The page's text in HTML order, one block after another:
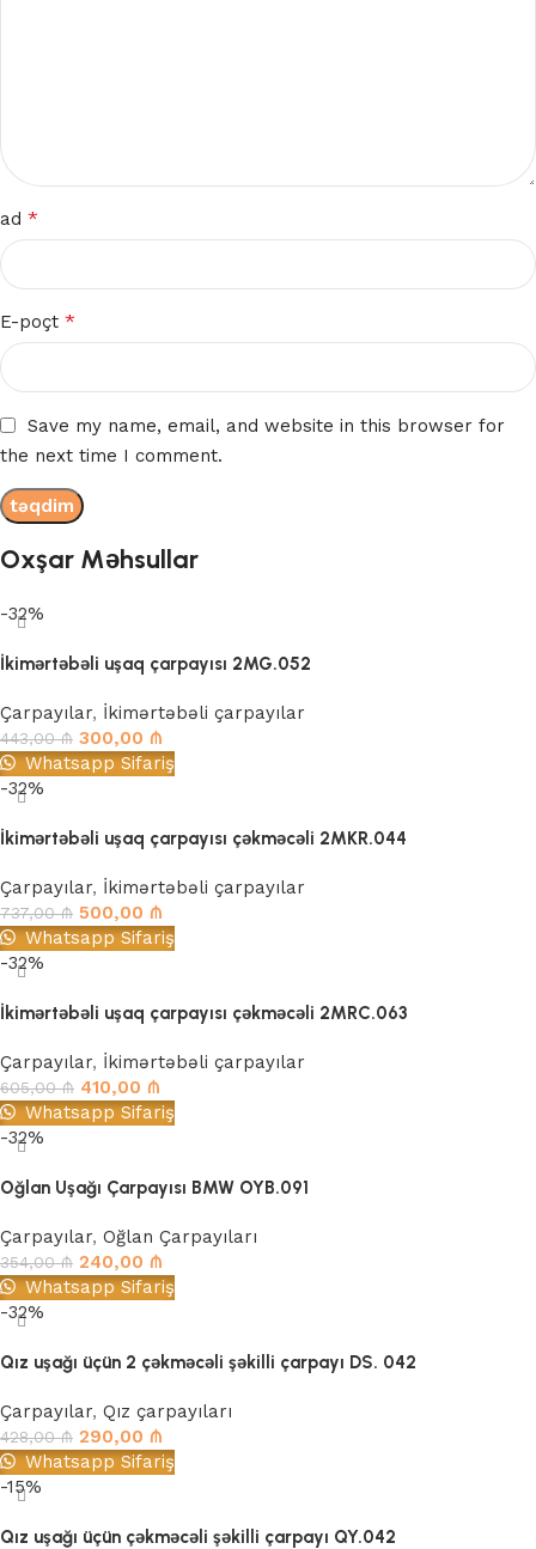
ad *
E-poçt *
Save my name, email, and website in this browser for
the next time I comment.
Oxşar Məhsullar
-32%
İkimərtəbəli uşaq çarpayısı 2MG.052
Çarpayılar, İkimərtəbəli çarpayılar
443,00₼ 300,00 ₼
Whatsapp Sifariş
-32%
İkimərtəbəli uşaq çarpayısı çəkməcəli 2MKR.044
Çarpayılar, İkimərtəbəli çarpayılar
737,00₼ 500,00 ₼
Whatsapp Sifariş
-32%
İkimərtəbəli uşaq çarpayısı çəkməcəli 2MRC.063
Çarpayılar, İkimərtəbəli çarpayılar
605,00₼ 410,00 ₼
Whatsapp Sifariş
-32%
Oğlan Uşağı Çarpayısı BMW OYB.091
Çarpayılar, Oğlan Çarpayıları
354,00₼ 240,00 ₼
Whatsapp Sifariş
-32%
Qız uşağı üçün 2 çəkməcəli şəkilli çarpayı DS. 042
Çarpayılar, Qız çarpayıları
428,00₼ 290,00 ₼
Whatsapp Sifariş
-15%
Qız uşağı üçün çəkməcəli şəkilli çarpayı QY.042